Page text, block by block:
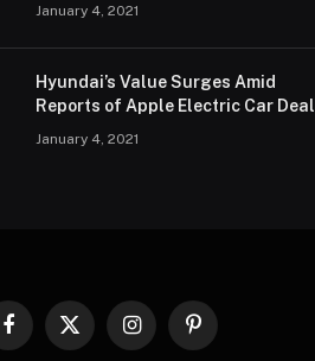
January 4, 2021
Hyundai’s Value Surges Amid
Reports of Apple Electric Car Deal
January 4, 2021
Facebook
X
InstagramPinterest